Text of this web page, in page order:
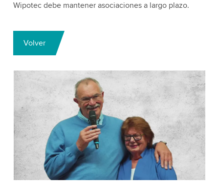
Wipotec debe mantener asociaciones a largo plazo.
Volver